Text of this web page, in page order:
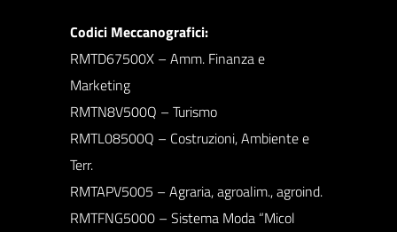
Codici Meccanografici:
RMTD67500X – Amm. Finanza e
Marketing
RMTN8V500Q – Turismo
RMTL08500Q – Costruzioni, Ambiente e
Terr.
RMTAPV5005 – Agraria, agroalim., agroind.
RMTFNG5000 – Sistema Moda “Micol